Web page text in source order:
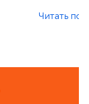
Читать